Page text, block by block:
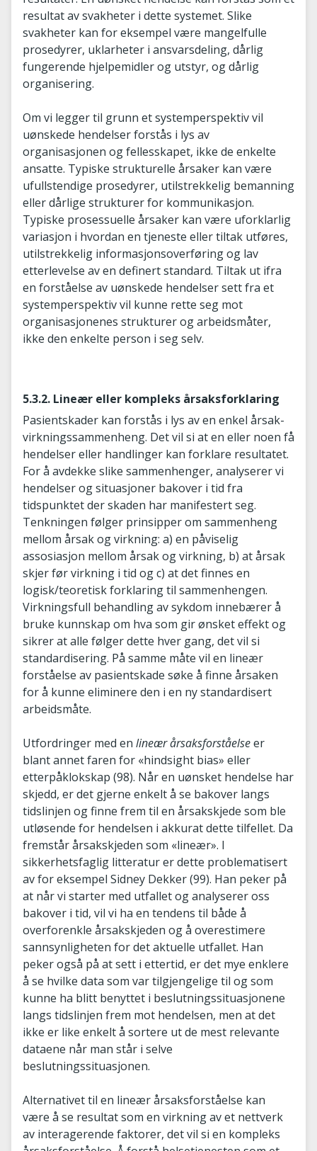
resultat av svakheter i dette systemet. Slike
svakheter kan for eksempel være mangelfulle
prosedyrer, uklarheter i ansvarsdeling, dårlig
fungerende hjelpemidler og utstyr, og dårlig
organisering.
Om vi legger til grunn et systemperspektiv vil
uønskede hendelser forstås i lys av
organisasjonen og fellesskapet, ikke de enkelte
ansatte. Typiske strukturelle årsaker kan være
ufullstendige prosedyrer, utilstrekkelig bemanning
eller dårlige strukturer for kommunikasjon.
Typiske prosessuelle årsaker kan være uforklarlig
variasjon i hvordan en tjeneste eller tiltak utføres,
utilstrekkelig informasjonsoverføring og lav
etterlevelse av en definert standard. Tiltak ut ifra
en forståelse av uønskede hendelser sett fra et
systemperspektiv vil kunne rette seg mot
organisasjonenes strukturer og arbeidsmåter,
ikke den enkelte person i seg selv.
5.3.2. Lineær eller kompleks årsaksforklaring
Pasientskader kan forstås i lys av en enkel årsak-
virkningssammenheng. Det vil si at en eller noen få
hendelser eller handlinger kan forklare resultatet.
For å avdekke slike sammenhenger, analyserer vi
hendelser og situasjoner bakover i tid fra
tidspunktet der skaden har manifestert seg.
Tenkningen følger prinsipper om sammenheng
mellom årsak og virkning: a) en påviselig
assosiasjon mellom årsak og virkning, b) at årsak
skjer før virkning i tid og c) at det finnes en
logisk/teoretisk forklaring til sammenhengen.
Virkningsfull behandling av sykdom innebærer å
bruke kunnskap om hva som gir ønsket effekt og
sikrer at alle følger dette hver gang, det vil si
standardisering. På samme måte vil en lineær
forståelse av pasientskade søke å finne årsaken
for å kunne eliminere den i en ny standardisert
arbeidsmåte.
Utfordringer med en lineær årsaksforståelseer
blant annet faren for «hindsight bias» eller
etterpåklokskap (98). Når en uønsket hendelse har
skjedd, er det gjerne enkelt å se bakover langs
tidslinjen og finne frem til en årsakskjede som ble
utløsende for hendelsen i akkurat dette tilfellet. Da
fremstår årsakskjeden som «lineær». I
sikkerhetsfaglig litteratur er dette problematisert
av for eksempel Sidney Dekker (99). Han peker på
at når vi starter med utfallet og analyserer oss
bakover i tid, vil vi ha en tendens til både å
overforenkle årsakskjeden og å overestimere
sannsynligheten for det aktuelle utfallet. Han
peker også på at sett i ettertid, er det mye enklere
å se hvilke data som var tilgjengelige til og som
kunne ha blitt benyttet i beslutningssituasjonene
langs tidslinjen frem mot hendelsen, men at det
ikke er like enkelt å sortere ut de mest relevante
dataene når man står i selve
beslutningssituasjonen.
Alternativet til en lineær årsaksforståelse kan
være å se resultat som en virkning av et nettverk
av interagerende faktorer, det vil si en kompleks